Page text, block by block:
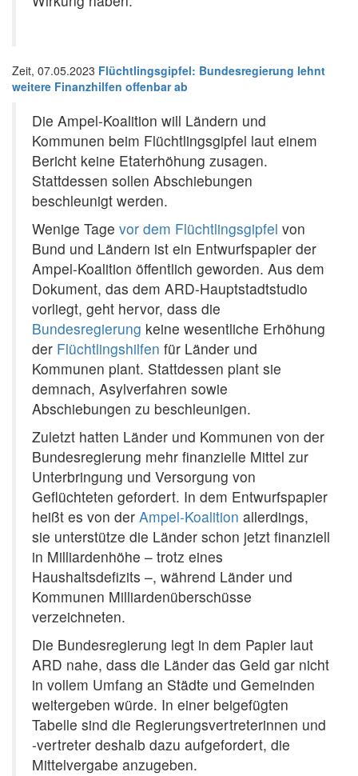
Zeit, 07.05.2023 Flüchtlingsgipfel: Bundesregierung lehnt
weitere Finanzhilfen offenbar ab
Die Ampel-Koalition will Ländern und
Kommunen beim Flüchtlingsgipfel laut einem
Bericht keine Etaterhöhung zusagen.
Stattdessen sollen Abschiebungen
beschleunigt werden.
Wenige Tage vor dem Flüchtlingsgipfel von
Bund und Ländern ist ein Entwurfspapier der
Ampel-Koalition öffentlich geworden. Aus dem
Dokument, das dem ARD-Hauptstadtstudio
vorliegt, geht hervor, dass die
Bundesregierung keine wesentliche Erhöhung
der Flüchtlingshilfen für Länder und
Kommunen plant. Stattdessen plant sie
demnach, Asylverfahren sowie
Abschiebungen zu beschleunigen.
Zuletzt hatten Länder und Kommunen von der
Bundesregierung mehr finanzielle Mittel zur
Unterbringung und Versorgung von
Geflüchteten gefordert. In dem Entwurfspapier
heißt es von der Ampel-Koalition allerdings,
sie unterstütze die Länder schon jetzt finanziell
in Milliardenhöhe – trotz eines
Haushaltsdefizits –, während Länder und
Kommunen Milliardenüberschüsse
verzeichneten.
Die Bundesregierung legt in dem Papier laut
ARD nahe, dass die Länder das Geld gar nicht
in vollem Umfang an Städte und Gemeinden
weitergeben würde. In einer beigefügten
Tabelle sind die Regierungsvertreterinnen und
-vertreter deshalb dazu aufgefordert, die
Mittelvergabe anzugeben.